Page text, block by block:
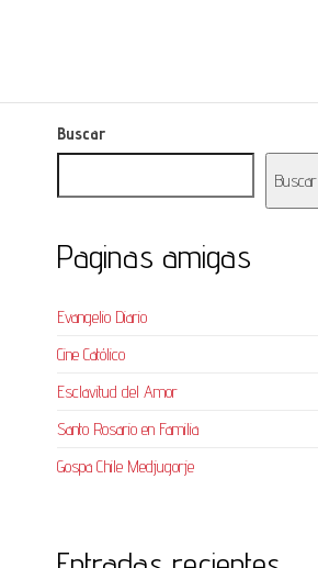
Buscar
Buscar
Paginas amigas
Evangelio Diario
Cine Católico
Esclavitud del Amor
Santo Rosario en Familia
Gospa Chile Medjugorje